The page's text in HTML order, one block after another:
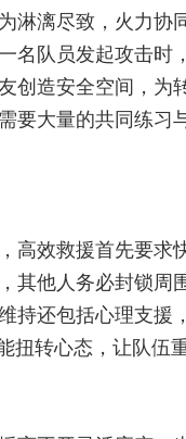
淋漓尽致，火力协
名队员发起攻击时
创造安全空间，为
要大量的共同练习
高效救援首先要求
其他人务必封锁周
持还包括心理支援
扭转心态，让队伍